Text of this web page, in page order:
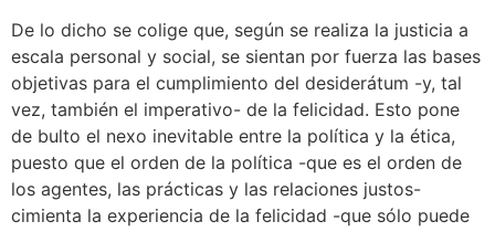
De lo dicho se colige que, según se realiza la justicia a
escala personal y social, se sientan por fuerza las bases
objetivas para el cumplimiento del desiderátum -y, tal
vez, también el imperativo- de la felicidad. Esto pone
de bulto el nexo inevitable entre la política y la ética,
puesto que el orden de la política -que es el orden de
los agentes, las prácticas y las relaciones justos-
cimienta la experiencia de la felicidad -que sólo puede